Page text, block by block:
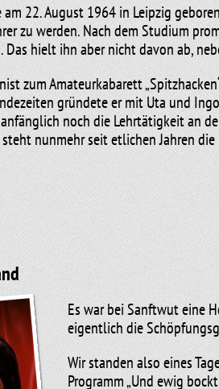
22. August 1964 in Leipzig
zu werden. Nach dem Studium
Das hielt ihn aber nicht davon ab,
zum Amateurkabarett
gründete er mit Uta und
noch die Lehrtätigkeit an
nunmehr seit etlichen Jahren
grundlegende Unterweisung in
1986 glücklich verheiratet und hat
läuft Marathon, schwimmt und fährt
Es war bei Sanftwut eine
eigentlich die
Wir standen also eines
Programm „Und ewig